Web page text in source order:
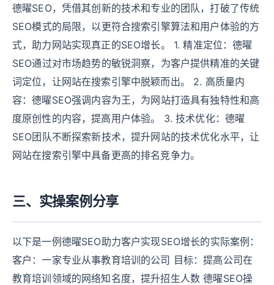
德曜SEO，凭借其创新的技术和专业的团队，打破了传统
SEO模式的局限，以更符合搜索引擎算法和用户体验的方
式，助力网站实现真正的SEO增长。 1. 精准定位：德曜
SEO通过对市场趋势的敏锐洞察，为客户提供精准的关键
词定位，让网站在搜索引擎中脱颖而出。 2. 高质量内
容：德曜SEO强调内容为王，为网站打造具有独特性和高
度原创性的内容，提高用户体验。 3. 技术优化：德曜
SEO团队不断探索新技术，提升网站的技术优化水平，让
网站在搜索引擎中具备更高的排名竞争力。
三、实操案例分享
以下是一例德曜SEO助力客户实现SEO增长的实际案例：
客户：一家专业从事教育培训的公司 目标：提高公司在
教育培训领域的网络知名度，提升招生人数 德曜SEO操